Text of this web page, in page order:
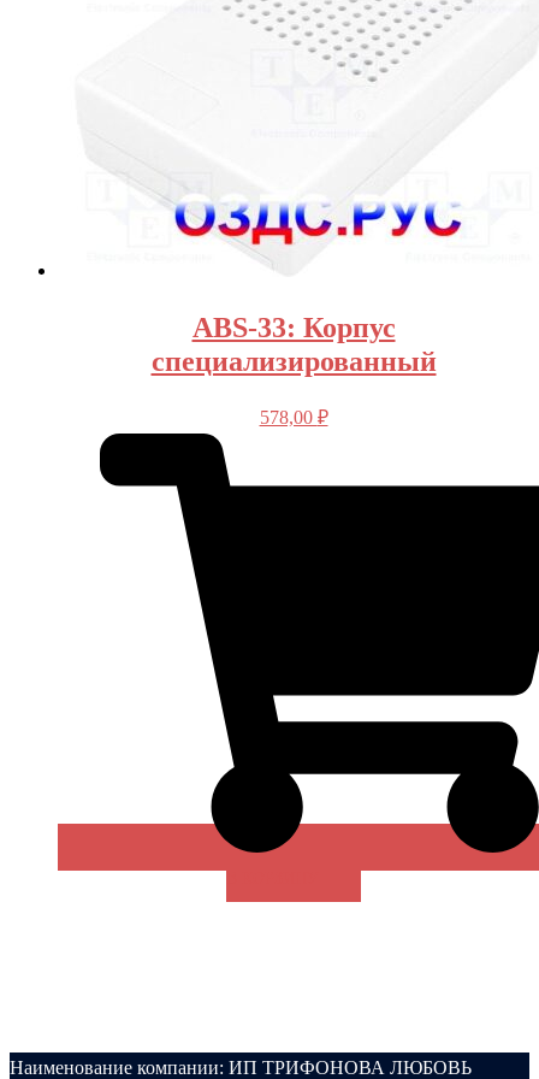
ABS-33: Корпус
специализированный
578,00 ₽
Наименование компании: ИП ТРИФОНОВА ЛЮБОВЬ